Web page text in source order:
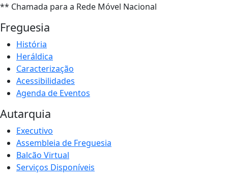
** Chamada para a Rede Móvel Nacional
Freguesia
História
Heráldica
Caracterização
Acessibilidades
Agenda de Eventos
Autarquia
Executivo
Assembleia de Freguesia
Balcão Virtual
Serviços Disponíveis